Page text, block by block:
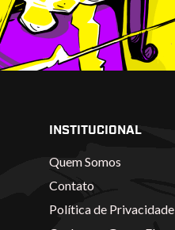
INSTITUCIONAL
Quem Somos
Contato
Política de Privacidade